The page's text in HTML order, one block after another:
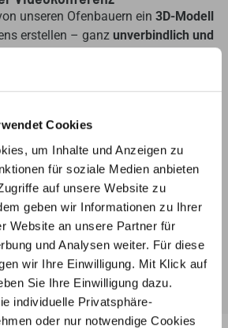
Cookies
um Inhalte und Anzeigen zu
für soziale Medien anbieten
auf unsere Website zu
geben wir Informationen zu Ihrer
Website an unsere Partner für
und Analysen weiter. Für diese
wir Ihre Einwilligung. Mit Klick auf
Sie Ihre Einwilligung dazu.
individuelle Privatsphäre-
oder nur notwendige Cookies
unseren Ofenbauern ein 3D-Modell
erstellen – ganz unverbindlich und
zur fachgerechten Installation
beratendzur Seite
berate
n Sie umfassend zu
Ofen oder Kamin und helfen Ihnen
nach
speziellen Teilen